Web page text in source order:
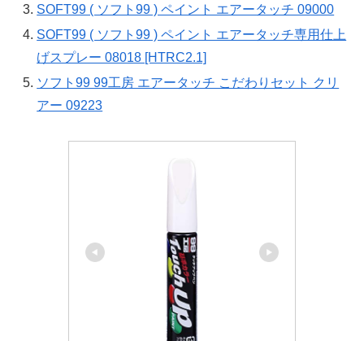
SOFT99 ( ソフト99 ) ペイント エアータッチ 09000
SOFT99 ( ソフト99 ) ペイント エアータッチ専用仕上
げスプレー 08018 [HTRC2.1]
ソフト99 99工房 エアータッチ こだわりセット クリ
アー 09223